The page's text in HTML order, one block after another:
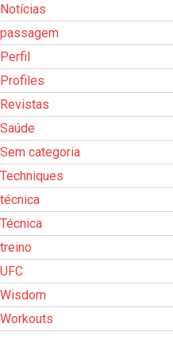
Notícias
passagem
Perfil
Profiles
Revistas
Saúde
Sem categoria
Techniques
técnica
Técnica
treino
UFC
Wisdom
Workouts